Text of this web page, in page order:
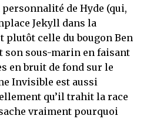
de Hyde (qui,
Jekyll dans la
plutôt celle du bougon Ben
son sous-marin en faisant
en bruit de fond sur le
Invisible est aussi
qu’il trahit la race
vraiment pourquoi